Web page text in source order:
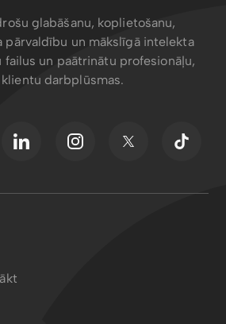
glabāšanu, koplietošanu,
pārvaldību un mākslīgā intelekta
failus un paātrinātu profesionāļu,
darbplūsmas.